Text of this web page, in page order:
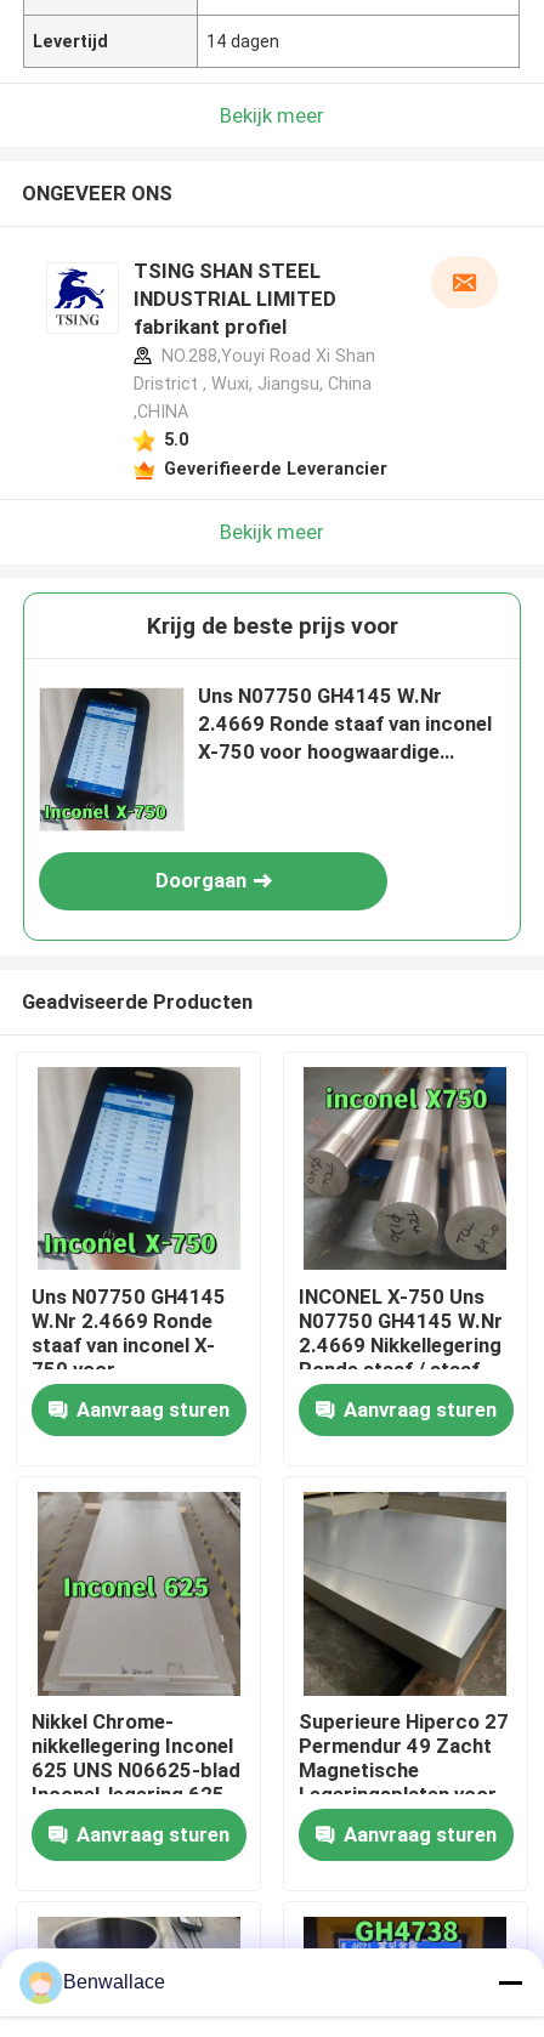
Huis
Producten
Video's
Over ons
fabriekstour
Kwaliteitscontrole
Neem contact met ons op
Gevallen
Vraag een offerte
Levertijd 14 dagen
Bekijk meer
ONGEVEER ONS
TSING SHAN STEEL
INDUSTRIAL LIMITED
fabrikant profiel
NO.288,Youyi Road Xi Shan
Dristrict , Wuxi, Jiangsu, China
,CHINA
5.0
Geverifieerde Leverancier
Bekijk meer
Krijg de beste prijs voor
Uns N07750 GH4145 W.Nr
2.4669 Ronde staaf van inconel
X-750 voor hoogwaardige
Doorgaan
Geadviseerde Producten
Uns N07750 GH4145
W.Nr 2.4669 Ronde
staaf van inconel X-
750 voor
hoogwaardige
motorbindingen
Aanvraag sturen
INCONEL X-750 Uns
N07750 GH4145 W.Nr
2.4669 Nikkellegering
Ronde staaf / staaf
Helder en zwart
oppervlakAanvraag sturen
Nikkel Chrome-
nikkellegering Inconel
625 UNS N06625-blad
Inconel-legering 625
blad
Aanvraag sturen
Superieure Hiperco 27
Permendur 49 Zacht
Magnetische
Legeringsplaten voor
Precisie-elektronica
Aanvraag sturen
Benwallace